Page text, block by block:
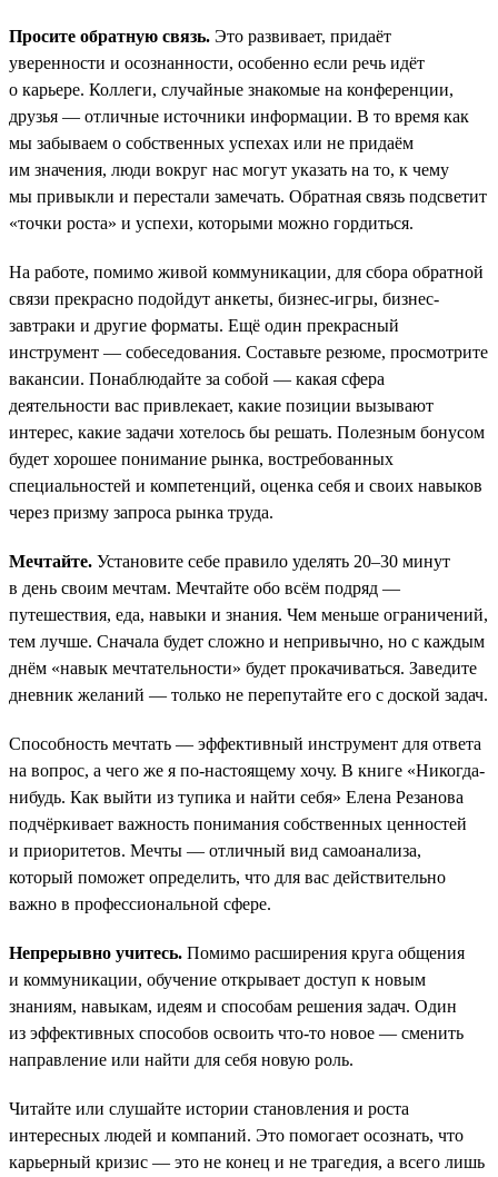
Просите обратную связь. Это развивает, придаёт
уверенности и осознанности, особенно если речь идёт
о карьере. Коллеги, случайные знакомые на конференции,
друзья — отличные источники информации. В то время как
мы забываем о собственных успехах или не придаём
им значения, люди вокруг нас могут указать на то, к чему
мы привыкли и перестали замечать. Обратная связь подсветит
«точки роста» и успехи, которыми можно гордиться.
На работе, помимо живой коммуникации, для сбора обратной
связи прекрасно подойдут анкеты, бизнес-игры, бизнес-
завтраки и другие форматы. Ещё один прекрасный
инструмент — собеседования. Составьте резюме, просмотрите
вакансии. Понаблюдайте за собой — какая сфера
деятельности вас привлекает, какие позиции вызывают
интерес, какие задачи хотелось бы решать. Полезным бонусом
будет хорошее понимание рынка, востребованных
специальностей и компетенций, оценка себя и своих навыков
через призму запроса рынка труда.
Мечтайте. Установите себе правило уделять 20–30 минут
в день своим мечтам. Мечтайте обо всём подряд —
путешествия, еда, навыки и знания. Чем меньше ограничений,
тем лучше. Сначала будет сложно и непривычно, но с каждым
днём «навык мечтательности» будет прокачиваться. Заведите
дневник желаний — только не перепутайте его с доской задач.
Способность мечтать — эффективный инструмент для ответа
на вопрос, а чего же я по-настоящему хочу. В книге «Никогда-
нибудь. Как выйти из тупика и найти себя» Елена Резанова
подчёркивает важность понимания собственных ценностей
и приоритетов. Мечты — отличный вид самоанализа,
который поможет определить, что для вас действительно
важно в профессиональной сфере.
Непрерывно учитесь. Помимо расширения круга общения
и коммуникации, обучение открывает доступ к новым
знаниям, навыкам, идеям и способам решения задач. Один
из эффективных способов освоить что-то новое — сменить
направление или найти для себя новую роль.
Читайте или слушайте истории становления и роста
интересных людей и компаний. Это помогает осознать, что
карьерный кризис — это не конец и не трагедия, а всего лишь